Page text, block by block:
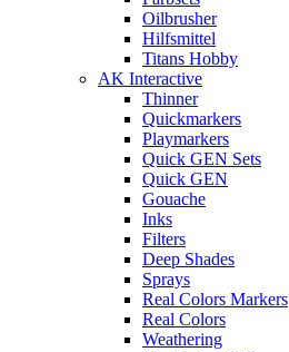
Oilbrusher
Hilfsmittel
Titans Hobby
AK Interactive
Thinner
Quickmarkers
Playmarkers
Quick GEN Sets
Quick GEN
Gouache
Inks
Filters
Deep Shades
Sprays
Real Colors Markers
Real Colors
Weathering